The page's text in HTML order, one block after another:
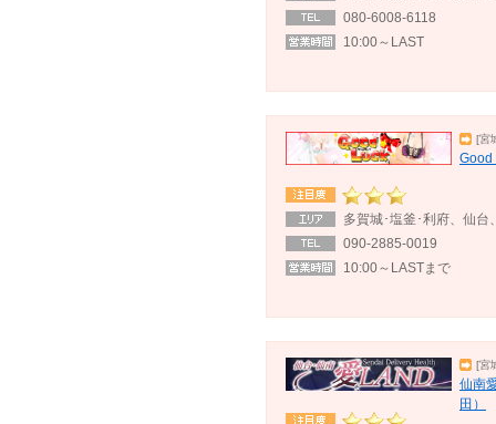
080-6008-6118
10:00～LAST
[宮
Good
多賀城･塩釜･利府、仙台
090-2885-0019
10:00～LASTまで
[宮
仙南
田）